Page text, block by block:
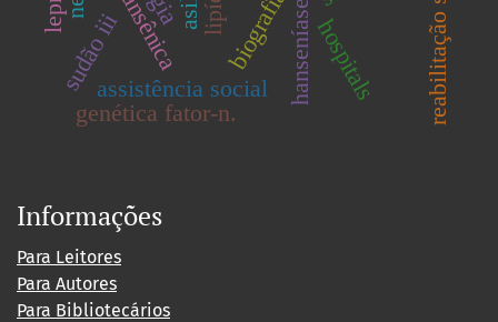
biografia hospitals
assistência social
genética fator-n.
sudão iii
Informações
Para Leitores
Para Autores
Para Bibliotecários